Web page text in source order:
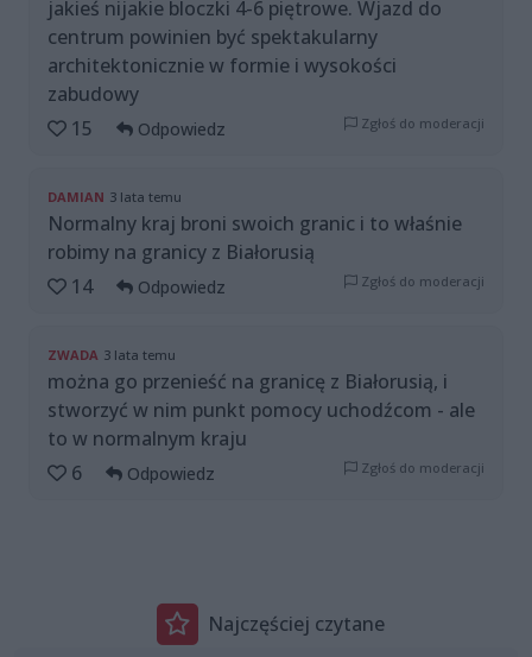
jakieś nijakie bloczki 4-6 piętrowe. Wjazd do
centrum powinien być spektakularny
architektonicznie w formie i wysokości
zabudowy
15
Odpowiedz Zgłoś do moderacji
DAMIAN 3 lata temu
Normalny kraj broni swoich granic i to właśnie
robimy na granicy z Białorusią
14
Odpowiedz Zgłoś do moderacji
ZWADA 3 lata temu
można go przenieść na granicę z Białorusią, i
stworzyć w nim punkt pomocy uchodźcom - ale
to w normalnym kraju
6
Odpowiedz Zgłoś do moderacji
Najczęściej czytane